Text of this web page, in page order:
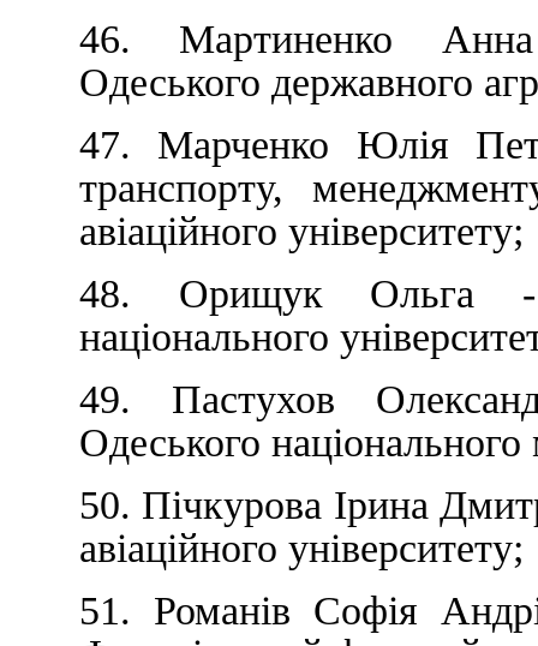
46. Мартиненко Анна
Одеського державного
47. Марченко Юлія
транспорту,
авіаційного університету;
48. Орищук Ольга -
національного
49. Пастухов
Одеського
50. Пічкурова Ірина
авіаційного університету;
51. Романів Софія